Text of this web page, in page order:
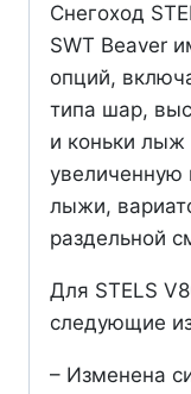
Снегоход
SWT Beaver
опций,
типа шар,
и коньки
увеличенную
лыжи,
раздельной
Для STELS
следующие
– Изменена